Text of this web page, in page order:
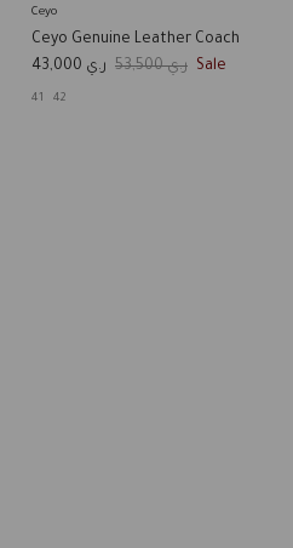
Ceyo
Ceyo Genuine Leather Coach
Sale price
ر.ي 43,000 Regular price
ر.ي 53,500 Sale
41 42